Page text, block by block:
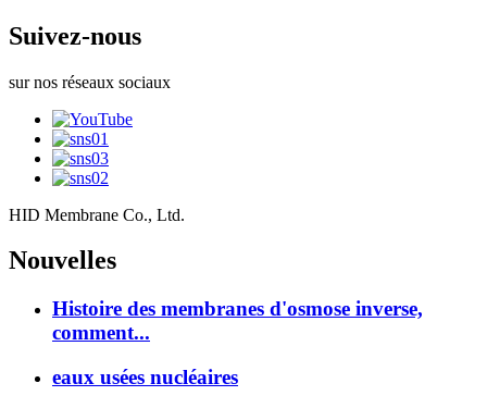
Suivez-nous
sur nos réseaux sociaux
HID Membrane Co., Ltd.
Nouvelles
Histoire des membranes d'osmose inverse,
comment...
eaux usées nucléaires